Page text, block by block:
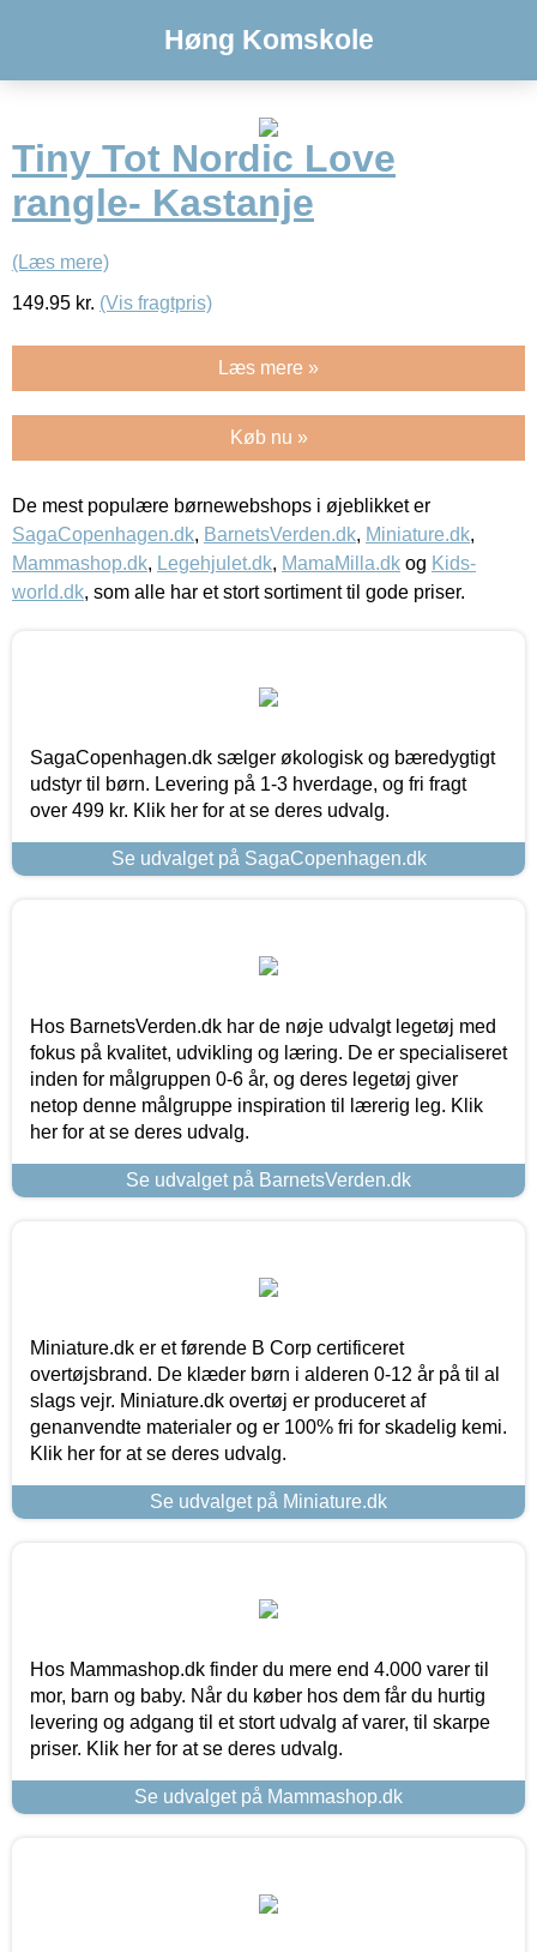
Høng Komskole
Tiny Tot Nordic Love
rangle- Kastanje
(Læs mere)
149.95 kr. (Vis fragtpris)
Læs mere »
Køb nu »
De mest populære børnewebshops i øjeblikket er
SagaCopenhagen.dk, BarnetsVerden.dk, Miniature.dk,
Mammashop.dk, Legehjulet.dk, MamaMilla.dk og Kids-
world.dk, som alle har et stort sortiment til gode priser.
SagaCopenhagen.dk sælger økologisk og bæredygtigt
udstyr til børn. Levering på 1-3 hverdage, og fri fragt
over 499 kr. Klik her for at se deres udvalg.
Se udvalget på SagaCopenhagen.dk
Hos BarnetsVerden.dk har de nøje udvalgt legetøj med
fokus på kvalitet, udvikling og læring. De er specialiseret
inden for målgruppen 0-6 år, og deres legetøj giver
netop denne målgruppe inspiration til lærerig leg. Klik
her for at se deres udvalg.
Se udvalget på BarnetsVerden.dk
Miniature.dk er et førende B Corp certificeret
overtøjsbrand. De klæder børn i alderen 0-12 år på til al
slags vejr. Miniature.dk overtøj er produceret af
genanvendte materialer og er 100% fri for skadelig kemi.
Klik her for at se deres udvalg.
Se udvalget på Miniature.dk
Hos Mammashop.dk finder du mere end 4.000 varer til
mor, barn og baby. Når du køber hos dem får du hurtig
levering og adgang til et stort udvalg af varer, til skarpe
priser. Klik her for at se deres udvalg.
Se udvalget på Mammashop.dk